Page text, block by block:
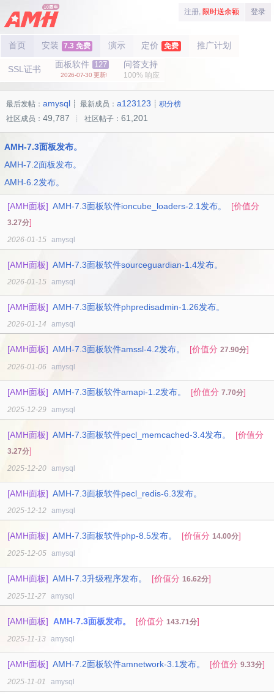
注册, 限时送余额 登录
首页 安装 7.3 免费 演示 定价 免费 推广计划
SSL证书 面板软件 127
2026-07-30 更新!
问答支持
100% 响应
最后发帖： amysql ┊ 最新成员： a123123 ┊ 积分榜
社区成员： 49,787 ┊ 社区帖子： 61,201
AMH-7.3面板发布。
AMH-7.2面板发布。
AMH-6.2发布。
[AMH面板] AMH-7.3面板软件ioncube_loaders-2.1发布。 [价值分
3.27分]
2026-01-15 amysql
[AMH面板] AMH-7.3面板软件sourceguardian-1.4发布。
2026-01-15 amysql
[AMH面板] AMH-7.3面板软件phpredisadmin-1.26发布。
2026-01-14 amysql
[AMH面板] AMH-7.3面板软件amssl-4.2发布。 [价值分 27.90分]
2026-01-06 amysql
[AMH面板] AMH-7.3面板软件amapi-1.2发布。 [价值分 7.70分]
2025-12-29 amysql
[AMH面板] AMH-7.3面板软件pecl_memcached-3.4发布。 [价值分
3.27分]
2025-12-20 amysql
[AMH面板] AMH-7.3面板软件pecl_redis-6.3发布。
2025-12-12 amysql
[AMH面板] AMH-7.3面板软件php-8.5发布。 [价值分 14.00分]
2025-12-05 amysql
[AMH面板] AMH-7.3升级程序发布。 [价值分 16.62分]
2025-11-27 amysql
[AMH面板] AMH-7.3面板发布。 [价值分 143.71分]
2025-11-13 amysql
[AMH面板] AMH-7.2面板软件amnetwork-3.1发布。 [价值分 9.33分]
2025-11-01 amysql